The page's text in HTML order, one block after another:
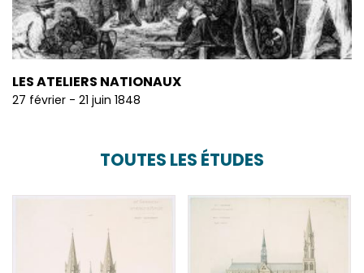
LES ATELIERS NATIONAUX
27 février - 21 juin 1848
TOUTES LES ÉTUDES